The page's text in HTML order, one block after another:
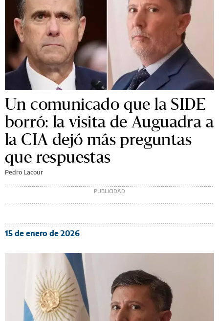
Un comunicado que la SIDE
borró: la visita de Auguadra a
la CIA dejó más preguntas
que respuestas
Pedro Lacour
15 de enero de 2026